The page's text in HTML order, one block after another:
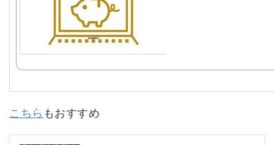
こちら もおすすめ